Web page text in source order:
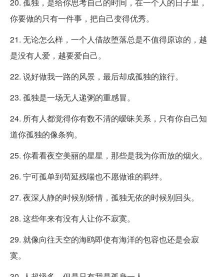
你要做的只有一件事，把自己变得优秀。
21. 无论怎么样，一个人借故堕落总是不值得原谅的，越
是没有人爱，越要爱自己。
22. 说好做我一路的风景，最后却成孤独的旅行。
23. 孤独是一场无人递粥的重感冒。
24. 所有人都觉得你有数不清的暧昧关系，只有你自己知
道你孤独的像条狗。
25. 你看看夜空美丽的星星，那些是我为你而放的烟火。
26. 宁可孤单到苟延残喘也不愿做谁的羁绊。
27. 夜深人静的时候别矫情，孤独无依的时候别回头。
28. 这些年来有没有人让你不寂寞。
29. 就像向往天空的海鸥即使有海洋的包容也还是会寂
寞。